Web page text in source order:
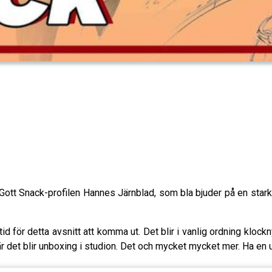
Snack-profilen Hannes Järnblad, som bla bjuder på en
för detta avsnitt att komma ut. Det blir i vanlig ordning
blir unboxing i studion. Det och mycket mycket mer. Ha